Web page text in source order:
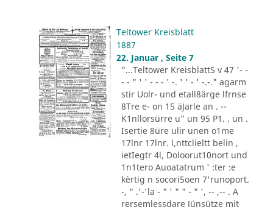
Teltower Kreisblatt
1887
22. Januar , Seite 7
"...Teltower KreisblattS v 47 '- -
- - " ' ' - - - ' -. ' ' - ' -.-." agarm
stir Uolr- und etall8ärge lfrnse
8Tre e- on 15 äJarle an . --
K1nllorsürre u" un 95 P1. . un .
Isertie 8üre ulir unen o1me
17lnr 17lnr. l,nttclieltt belin ,
ietIegtr 4l, Doloorut10nort und
1n1tero Auoatatrum ' :ter :e
kèrtig n socori5oen 7'runoport.
-, " .'-'la - " ' " " - " ', -- ,-- . A
rersemlessdare Jünsütze mit